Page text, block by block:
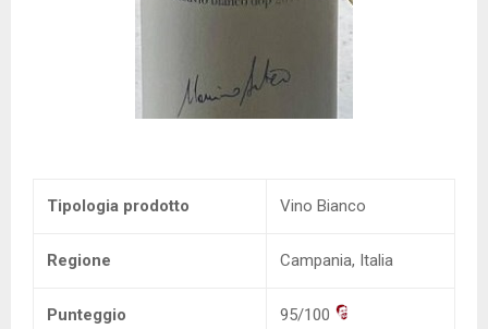
Tipologia prodotto Vino Bianco
Regione Campania, Italia
Punteggio 95/100